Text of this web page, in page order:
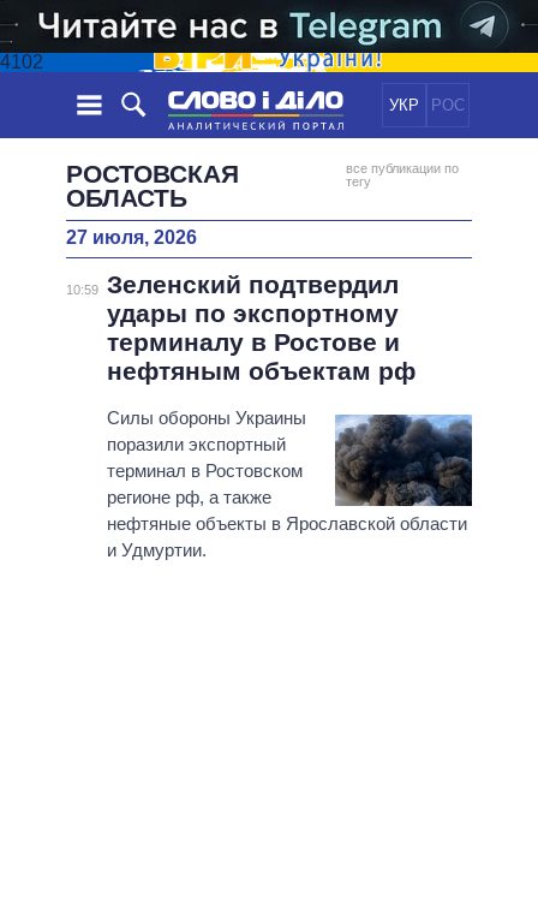
4102
УКР РОС
НОВОСТИ
ЛЕНТА
СОБЫТИЯ
СТАТЬИ
МНЕНИЯ
ОБЗОРЫ
ПОЛИТИКА
ЭКОНОМИКА
ОБЩЕСТВО
МИР
ОБЕЩАНИЯ
ПОЛИТИКИ
ВСЕ ПОЛИТИКИ
ПРЕЗИДЕНТ И ОФИС
КАБИНЕТ МИНИСТРОВ
ГЛАВЫ ОБЛАДМИНИСТРАЦИЙ
МЭРЫ
ВСЕ ПЕРСОНЫ
ИНФОГРАФИКА
ВИДЕО
ПОДДЕРЖАТЬ
СРАВНЕНИЕ ПОЛИТИКОВ
РОСТОВСКАЯ
ОБЛАСТЬ
все публикации по
тегу
27 июля, 2026
10:59 Зеленский подтвердил
удары по экспортному
терминалу в Ростове и
нефтяным объектам рф
Силы обороны Украины
поразили экспортный
терминал в Ростовском
регионе рф, а также
нефтяные объекты в Ярославской области
и Удмуртии.